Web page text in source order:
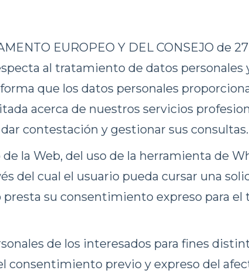
EUROPEO Y DEL CONSEJO de
al tratamiento de datos personales
que los datos personales
acerca de nuestros servicios
contestación y gestionar sus consultas.
la Web, del uso de la herramienta de
del cual el usuario pueda cursar una
su consentimiento expreso para
de los interesados para fines
previo y expreso del